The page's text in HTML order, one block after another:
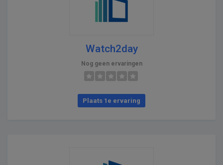
Watch2day
Nog geen ervaringen
Plaats 1e ervaring